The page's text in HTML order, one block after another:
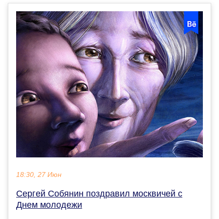
18:30, 27 Июн
Сергей Собянин поздравил москвичей с
Днем молодежи